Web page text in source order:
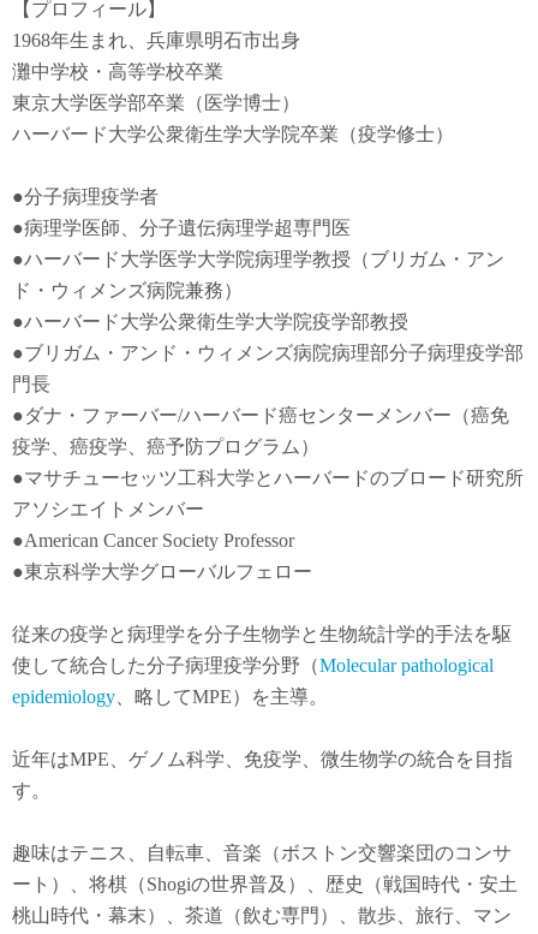
【プロフィール】
1968年生まれ、兵庫県明石市出身
灘中学校・高等学校卒業
東京大学医学部卒業（医学博士）
ハーバード大学公衆衛生学大学院卒業（疫学修士）
●分子病理疫学者
●病理学医師、分子遺伝病理学超専門医
●ハーバード大学医学大学院病理学教授（ブリガム・アン
ド・ウィメンズ病院兼務）
●ハーバード大学公衆衛生学大学院疫学部教授
●ブリガム・アンド・ウィメンズ病院病理部分子病理疫学部
門長
●ダナ・ファーバー/ハーバード癌センターメンバー（癌免
疫学
癌疫学 、癌予防プログラム）
●マサチューセッツ工科大学とハーバードのブロード研究所
アソシエイトメンバー
●American Cancer Society Professor
●東京科学大学グローバルフェロー
従来の疫学と病理学を分子生物学と生物統計学的手法を駆
使して統合した分子病理疫学分野（Molecular pathological
epidemiology 、略してMPE）を主導。
近年はMPE 、ゲノム科学、免疫学、微生物学の統合を目指
す。
趣味はテニス、自転車、音楽（ボストン交響楽団のコンサ
ート）、将棋（Shogiの世界普及）、歴史（戦国時代・安土
桃山時代・幕末）、茶道（飲む専門）、散歩、旅行、マン